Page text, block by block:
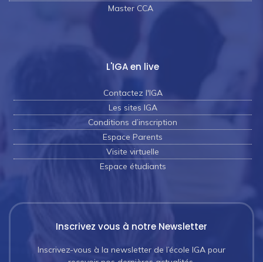
Master CCA
L'IGA en live
Contactez l'IGA
Les sites IGA
Conditions d’inscription
Espace Parents
Visite virtuelle
Espace étudiants
Inscrivez vous à notre Newsletter
Inscrivez-vous à la newsletter de l’école IGA pour